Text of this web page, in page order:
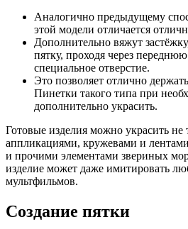
Аналогично предыдущему
этой модели отличается
Дополнительно вяжут
пятку, проходя через переднюю
специальное отверстие.
Это позволяет отлично
Пинетки такого типа при
дополнительно украсить.
Готовые изделия можно украсить не
аппликациями, кружевами и
и прочими элементами звериных
изделие может даже имитировать
мультфильмов.
Создание пятки